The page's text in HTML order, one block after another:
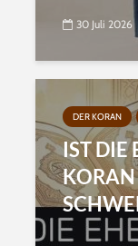
30 Juli 2026
DER KORAN
IST DIE